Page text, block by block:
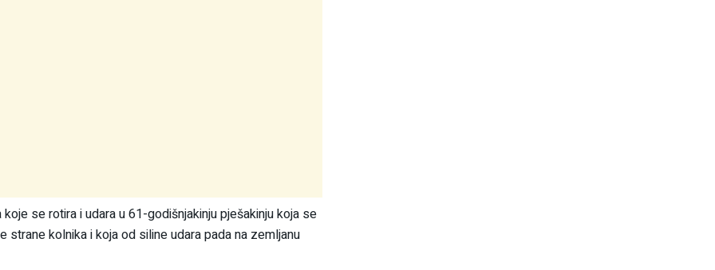
se rotira i udara u 61-godišnjakinju pješakinju koja se
kolnika i koja od siline udara pada na zemljanu